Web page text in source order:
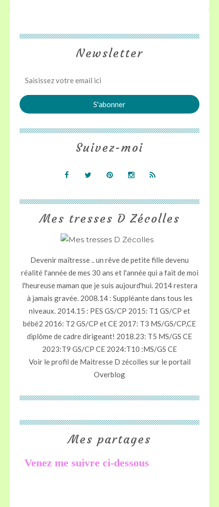
Newsletter
Mes tresses D Zécolles
Devenir maîtresse .. un rêve de petite fille devenu
réalité l'année de mes 30 ans et l'année qui a fait de moi
l'heureuse maman que je suis aujourd'hui. 2014 restera
à jamais gravée. 2008.14 : Suppléante dans tous les
niveaux. 2014.15 : PES GS/CP 2015: T1 GS/CP et
bébé2 2016: T2 GS/CP et CE 2017: T3 MS/GS/CP,CE
diplôme de cadre dirigeant! 2018.23: T5 MS/GS CE
2023:T9 GS/CP CE 2024:T10 :MS/GS CE
Voir le profil de Maitresse D zécolles sur le portail
Overblog
Suivez-moi
Mes partages
Venez me suivre ci-dessous